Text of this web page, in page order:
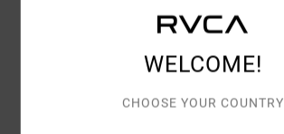
QUALITÉ ET BONNE COUPE
JE RECOMMANDE CE PRODUIT
4/5
WELCOME!
CHOOSE YOUR COUNTRY